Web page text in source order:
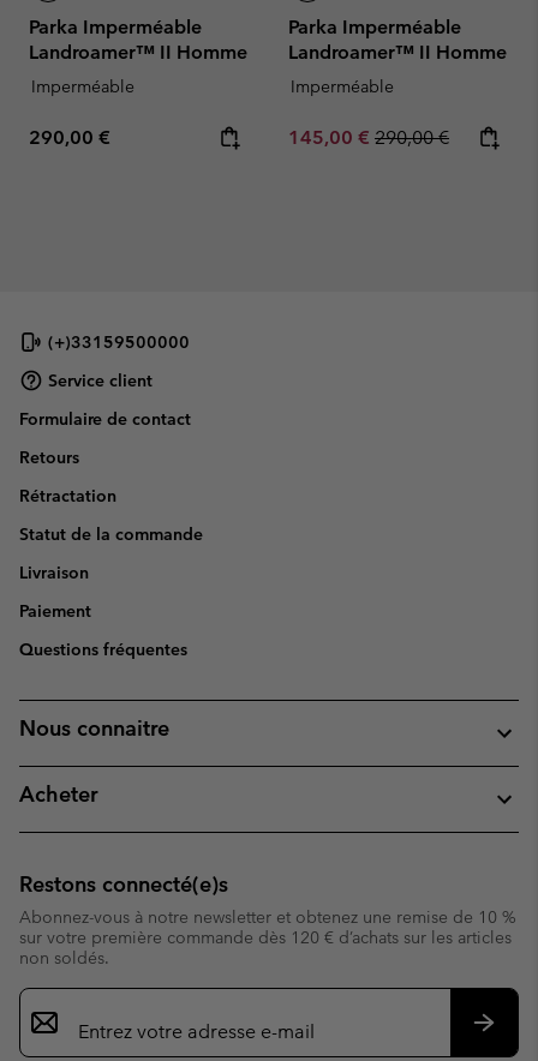
Parka Imperméable
Landroamer™ II Homme
Imperméable
Regular price:
290,00 €
Parka Imperméable
Landroamer™ II Homme
Imperméable
Sale price:
145,00 € Regular price:
290,00 €
(+)33159500000
Service client
Formulaire de contact
Retours
Rétractation
Statut de la commande
Livraison
Paiement
Questions fréquentes
Nous connaitre
Acheter
Restons connecté(e)s
Abonnez-vous à notre newsletter et obtenez une remise de 10 %
sur votre première commande dès 120 € d’achats sur les articles
non soldés.
Inscription
par
e-